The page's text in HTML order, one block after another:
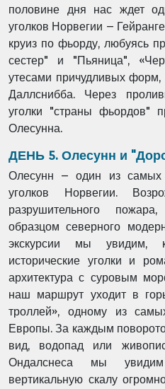
половине дня нас ждет
уголков Норвегии –
круиз по фьорду, любуясь
сестер" и "Пьяница",
утесами причудливых
Даллснибба. Через
уголки "страны фьордов"
Олесунна.
ДЕНЬ 5. Олесунн и
Олесунн – один из самых
уголков Норвегии.
разрушительного
образцом северного
экскурсии мы увидим,
исторические уголки и
архитектура с суровым
наш маршрут уходит в
троллей», одному из
Европы. За каждым
вид, водопад или
Ондалснеса мы
вертикальную скалу